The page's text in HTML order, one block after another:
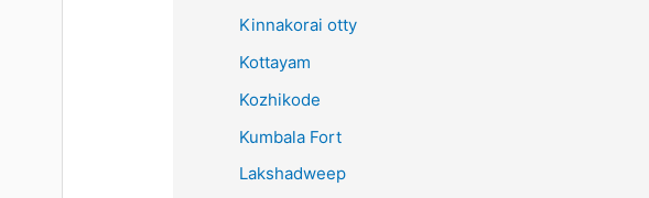
Kinnakorai otty
Kottayam
Kozhikode
Kumbala Fort
Lakshadweep